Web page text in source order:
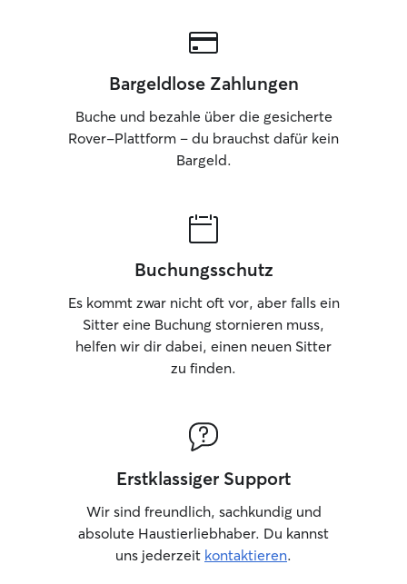
Bargeldlose Zahlungen
Buche und bezahle über die gesicherte
Rover-Plattform – du brauchst dafür kein
Bargeld.
Buchungsschutz
Es kommt zwar nicht oft vor, aber falls ein
Sitter eine Buchung stornieren muss,
helfen wir dir dabei, einen neuen Sitter
zu finden.
Erstklassiger Support
Wir sind freundlich, sachkundig und
absolute Haustierliebhaber. Du kannst
uns jederzeit kontaktieren.